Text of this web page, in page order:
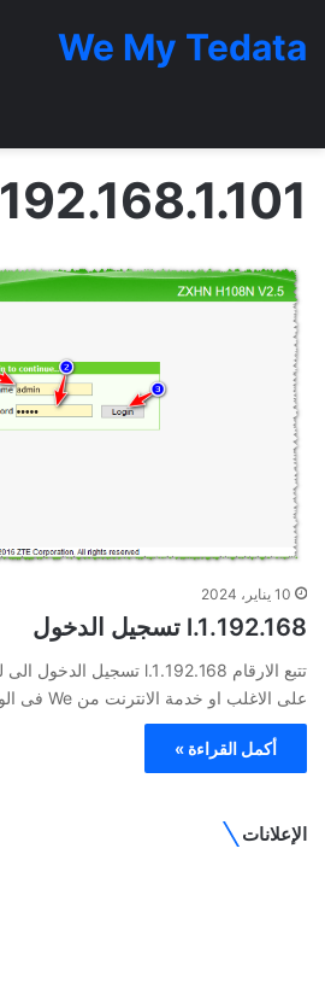
We My Tedata
192.168.1.101 admin
10 يناير، 2024
192.168.l.1 تسجيل الدخول
على الاغلب او خدمة الانترنت من We فى الوقت الحالى…
أكمل القراءة »
الإعلانات